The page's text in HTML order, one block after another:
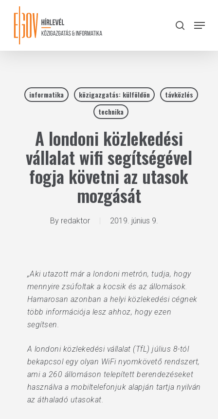
content
search
Menu
informatika közigazgatás: külföldön
távközlés
technika
A londoni közlekedési
vállalat wifi segítségével
fogja követni az utasok
mozgását
By redaktor 2019. június 9.
„Aki utazott már a londoni metrón, tudja, hogy
mennyire zsúfoltak a kocsik és az állomások.
Hamarosan azonban a helyi közlekedési cégnek
több információja lesz ahhoz, hogy ezen
segítsen.
A londoni közlekedési vállalat (TfL) július 8-tól
bekapcsol egy olyan WiFi nyomkövető rendszert,
ami a 260 állomáson telepített berendezéseket
használva a mobiltelefonjuk alapján tartja nyilván
az áthaladó utasokat.
Close